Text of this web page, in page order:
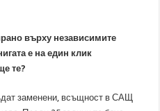
върху независимите
е на един клик
те?
заменени, всъщност в САЩ